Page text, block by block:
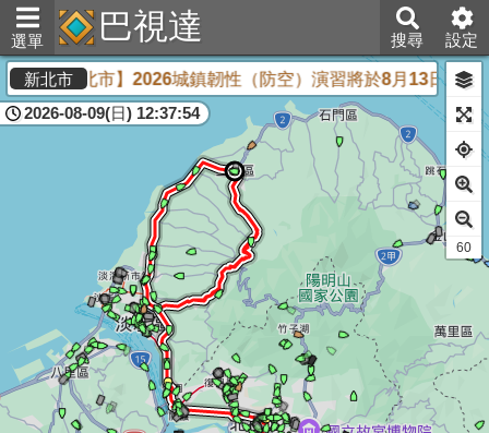
選單 巴視達 搜尋 設定
新北市
【新北市】2026城鎮韌性（防空）演習將於8月13日下午2
2026-08-09(日) 12:37:54
61